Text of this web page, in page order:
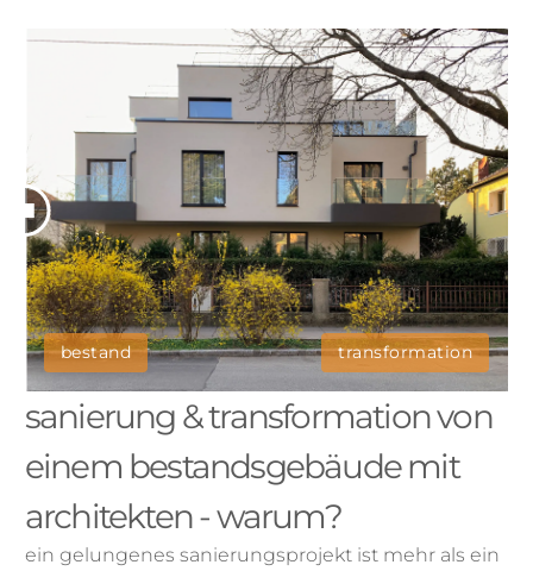
bestand transformation
sanierung & transformation von
einem bestandsgebäude mit
architekten - warum?
ein gelungenes sanierungsprojekt ist mehr als ein